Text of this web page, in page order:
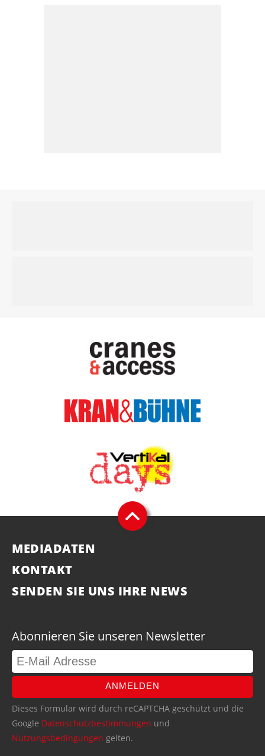
MEDIADATEN
KONTAKT
SENDEN SIE UNS IHRE NEWS
Abonnieren Sie unseren Newsletter
ANMELDEN
Dieses Formular wird durch reCAPTCHA geschützt und die
Google Datenschutzbestimmungen und
Nutzungsbedingungen gelten.